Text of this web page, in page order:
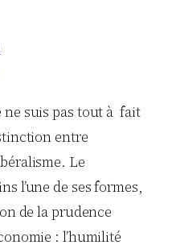
ne suis pas tout à fait
entre
Le
l’une de ses formes,
de la prudence
: l’humilité